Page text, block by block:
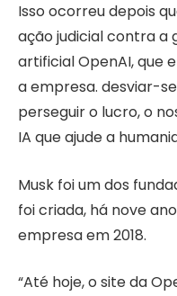
Isso ocorreu depois
ação judicial contra a
artificial OpenAI, que
a empresa. desviar-
perseguir o lucro, o
IA que ajude a
Musk foi um dos
foi criada, há nove
empresa em 2018.
“Até hoje, o site da